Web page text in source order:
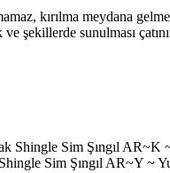
kırılma meydana
sunulması
Sim Şıngıl
Sim Şıngıl AR~Y ~